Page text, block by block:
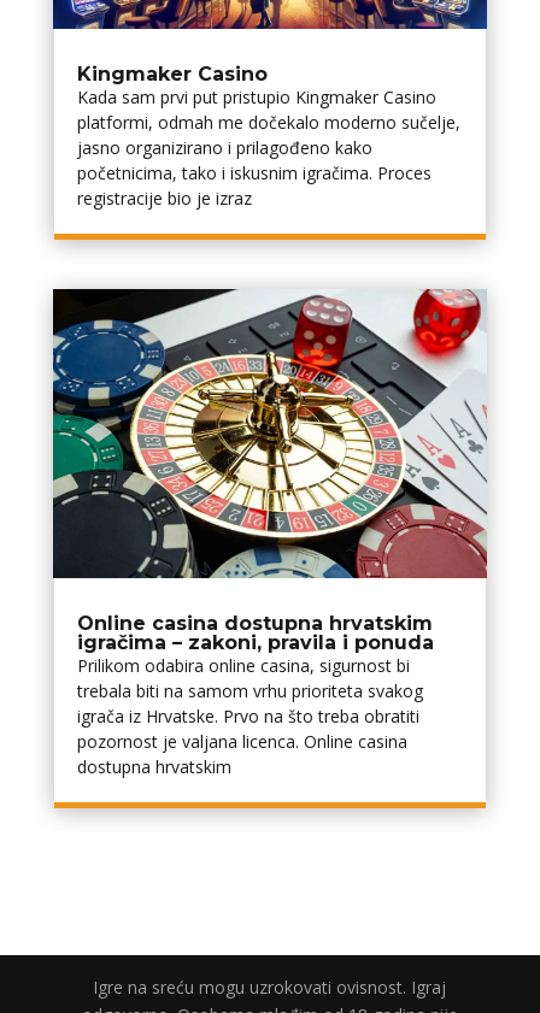
Kingmaker Casino
Kada sam prvi put pristupio Kingmaker Casino
platformi, odmah me dočekalo moderno sučelje,
jasno organizirano i prilagođeno kako
početnicima, tako i iskusnim igračima. Proces
registracije bio je izraz
Online casina dostupna hrvatskim
igračima – zakoni, pravila i ponuda
Prilikom odabira online casina, sigurnost bi
trebala biti na samom vrhu prioriteta svakog
igrača iz Hrvatske. Prvo na što treba obratiti
pozornost je valjana licenca. Online casina
dostupna hrvatskim
Igre na sreću mogu uzrokovati ovisnost. Igraj